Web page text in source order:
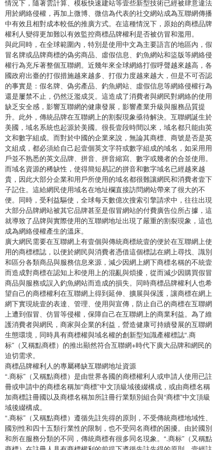
情況下，隨著雲計算、模板快速建站等壹些新型技術已經被肆意違法
用於網絡侵權，再加上微博、微信為代表的社交網站成為互聯網傳播
中有效且相對成本較低的推廣方式。在這種情況下，原始的商標品牌
權利人變得更加難以有效監控商標品牌權利是否被仿冒和濫用。
與此同時，在全球範圍內，特別是使用中文為主要語言的地區內，假
冒名牌或品牌商標的偽劣商品、虛假信息、釣魚網站和盜版等網絡侵
權行為充斥著整個互聯網。近幾年來全球網絡打假呼聲越來越高，各
國政府出臺的打假措施越來越多、打假力度越來越大，但是不可否認
的事實是：假名牌、偽劣產品、釣魚網站、虛假信息等網絡侵權行為
還是屢禁不止，仍然泛濫成災。這造成了消費者與網民對網絡的使用
缺乏安全感，影響互聯網的健康發展，影響產業升級與服務品質提
升。此外，傳統品牌在互聯網上的割裂現象亟待解決。互聯網誕生於
美國，域名系統也起源於美國。很長壹段時間以來，域名都只能由英
文和數字組成。而對於中國的企業來說，無論其商標、商號是否是英
文組成，都必須給自己起壹個英文字符或數字組成的域名，如采用用
戶並不熟悉的英文品牌、拼音、拼音縮寫、數字或幾者的合並使用。
而域名資源的稀缺性，使得簡短易記的拼音和數字域名已經越來越
貴，因此大部分企業和用戶所使用的域名都很難讓網民和消費者壹下
子記住。這給網民使用域名在地址欄直接訪問網站帶來了很大的不
便。同時，受利益驅使，全球每天數億次搜索引擎請求中，往往出現
大部分品牌網站被其它品牌甚至是假冒網站的付費廣告位所占據，這
就導致了品牌與實際使用的互聯網地址出現了嚴重的割裂現象，這也
成為網絡侵權產生的溫床。
廣大網民需要在互聯網上有壹個與傳統商標統壹的便於在互聯網上使
用的商標標誌，以便於網民與消費者憑借這個標誌在網上尋找、識別
和區分各類商品與服務信息來源，減少因網上網下商標名稱的不統壹
而造成對商標在認知上和使用上的混亂與煩擾，從而減少因購買假冒
商品與服務或誤入釣魚網站而造成的損失。同時商標品牌權利人也希
望自己的商標權利在互聯網上得到延伸、擴展與保護，讓商標在網上
網下實現統壹的表達、管理、使用與宣傳，防止自己的商標在互聯網
上遭到假冒、仿冒等侵權，保障自己在互聯網上的商業利益。為了維
護消費者與網民，商家與企業的利益，營造健康可持續發展的互聯網
生態環境，同時具有商標權與域名權的創新型知識產權標誌“.商
标”（又稱點商標）的推出顯然符合互聯網+時代下廣大品牌和網民的
迫切需求。
商標品牌權利人的專屬稀缺互聯網地址資源
“.商标”（又稱點商標）是由世界各國的商標權利人或申請人使用已註
冊或申請中的商標名稱加“商標”中文頂級域後綴構成，或由商標名稱
加商標註冊國以及商標名稱加所註冊行業類別組合與“商標”中文頂級
域後綴構成。
“.商标”（又稱點商標）遵循先註先得的原則，不受傳統商標地域性、
國別性和四十五類行業性的限制，也不受同名商標的困擾。由於國別
和所在服務分類的不同，傳統商標有很多同名現象。“.商标”（又稱點